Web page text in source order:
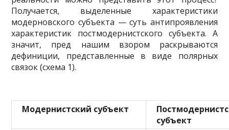
Получается, выделенные характеристики
модерновского субъекта — суть антипроявления
характе­ристик постмодернистского субъекта. А
значит, пред нашим взором раскрываются
дефиниции, представ­ленные в виде полярных
связок (схема 1).
Модернистский субъект
субъект